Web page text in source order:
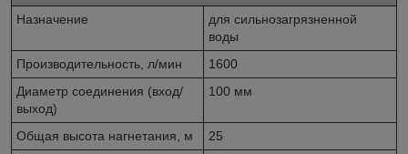
Назначение
для сильнозагрязненной
воды
Производительность, л/мин
1600
Диаметр соединения (вход/
выход)
100 мм
Общая высота нагнетания, м
25